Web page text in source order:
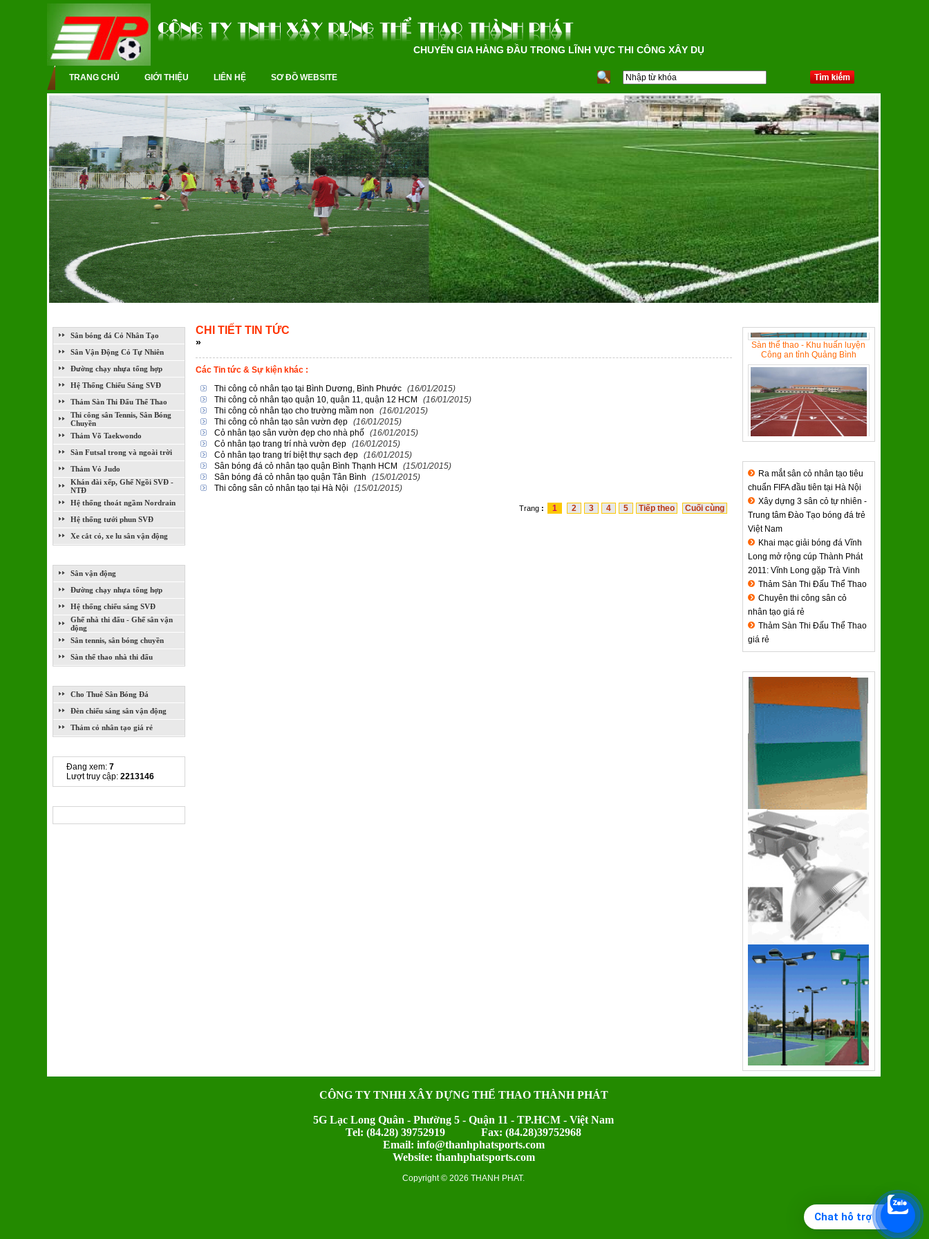
CHUYÊN GIA HÀNG ĐẦU TRONG LĨNH VỰC THI CÔNG XÂY DỰNG SÂN VẬN ĐỘNG CỎ TỰ NHIÊN - CỎ NHÂN
TRANG CHỦ GIỚI THIỆU LIÊN HỆ SƠ ĐỒ WEBSITE
Sân bóng đá Cỏ Nhân Tạo
Sân Vận Động Cỏ Tự Nhiên
Đường chạy nhựa tổng hợp
Hệ Thống Chiếu Sáng SVĐ
Thảm Sàn Thi Đấu Thể Thao
Thi công sân Tennis, Sân Bóng
Chuyền
Thảm Võ Taekwondo
Sàn Futsal trong và ngoài trời
Thảm Vỏ Judo
Khán đài xếp, Ghế Ngồi SVĐ -
NTĐ
Hệ thống thoát ngầm Nordrain
Hệ thống tưới phun SVĐ
Xe cắt cỏ, xe lu sân vận động
Sân vận động
Đường chạy nhựa tổng hợp
Hệ thống chiếu sáng SVĐ
Ghế nhà thi đấu - Ghế sân vận
động
Sân tennis, sân bóng chuyền
Sàn thể thao nhà thi đấu
Cho Thuê Sân Bóng Đá
Đèn chiếu sáng sân vận động
Thảm cỏ nhân tạo giá rẻ
Đang xem: 7
Lượt truy cập: 2213146
CHI TIẾT TIN TỨC
»
Các Tin tức & Sự kiện khác :
Thi công cỏ nhân tạo tại Bình Dương, Bình Phước
(16/01/2015)
Thi công cỏ nhân tạo quận 10, quận 11, quận 12 HCM
(16/01/2015)
Thi công cỏ nhân tạo cho trường mầm non
(16/01/2015)
Thi công cỏ nhân tạo sân vườn đẹp
(16/01/2015)
Cỏ nhân tạo sân vườn đẹp cho nhà phố
(16/01/2015)
Cỏ nhân tạo trang trí nhà vườn đẹp
(16/01/2015)
Cỏ nhân tạo trang trí biệt thự sạch đẹp
(16/01/2015)
Sân bóng đá cỏ nhân tạo quận Bình Thạnh HCM
(15/01/2015)
Sân bóng đá cỏ nhân tạo quận Tân Bình
(15/01/2015)
Thi công sân cỏ nhân tạo tại Hà Nội
(15/01/2015)
Trang : 1 2 3 4 5 Tiếp theo Cuối cùng
Sàn thể thao - Khu huấn luyện
Công an tỉnh Quảng Bình
Đường chạy nhựa tổng hợp -
Trường NKTDTT Nguyễn Thị
Đèn chiếu sáng sân vận động
FiFa
Hệ thống tưới pop - up SVĐ Mỹ
Đình Hà Nội
Ra mắt sân cỏ nhân tạo tiêu
chuẩn FIFA đầu tiên tại Hà Nội
Xây dựng 3 sân cỏ tự nhiên -
Trung tâm Đào Tạo bóng đá trẻ
Việt Nam
Khai mạc giải bóng đá Vĩnh
Long mở rộng cúp Thành Phát
2011: Vĩnh Long gặp Trà Vinh
Thảm Sàn Thi Đấu Thể Thao
Chuyên thi công sân cỏ
nhân tạo giá rẻ
Thảm Sàn Thi Đấu Thể Thao
giá rẻ
CÔNG TY TNHH XÂY DỰNG THỂ THAO THÀNH PHÁT
5G Lạc Long Quân - Phường 5 - Quận 11 - TP.HCM - Việt Nam
Tel: (84.28) 39752919 Fax: (84.28)39752968
Email: info@thanhphatsports.com
Website: thanhphatsports.com
Copyright © 2026 THANH PHAT.
Chat hỗ trợ